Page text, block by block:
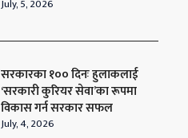
July, 5, 2026
सरकारका १०० दिनः हुलाकलाई
‘सरकारी कुरियर सेवा’का रूपमा
विकास गर्न सरकार सफल
July, 4, 2026